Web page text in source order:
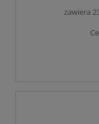
zawiera